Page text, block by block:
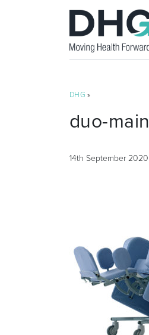
DHG »
duo-main
14th September 2020